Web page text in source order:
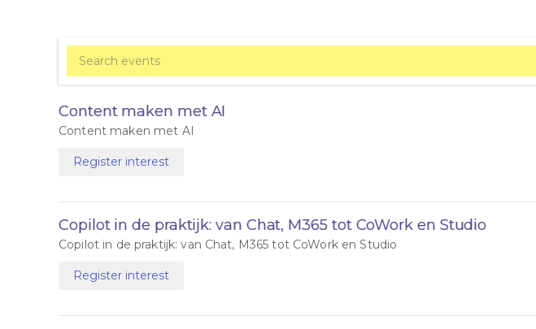
Content maken met AI
Content maken met AI
Register interest
Copilot in de praktijk: van Chat, M365 tot CoWork en Studio
Copilot in de praktijk: van Chat, M365 tot CoWork en Studio
Register interest